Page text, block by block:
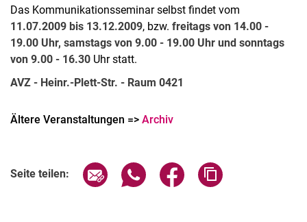
Das Kommunikationsseminar selbst findet vom
11.07.2009 bis 13.12.2009, bzw. freitags von 14.00 -
19.00 Uhr, samstags von 9.00 - 19.00 Uhr und sonntags
von 9.00 - 16.30 Uhr statt.
AVZ - Heinr.-Plett-Str. - Raum 0421
Ältere Veranstaltungen => Archiv
Seite teilen: Seite über E-Mail teilen
Seite über WhatsApp teilen
Seite über Facebook